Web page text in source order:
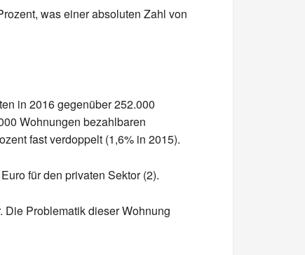
was einer absoluten Zahl von
in 2016 gegenüber 252.000
Wohnungen bezahlbaren
fast verdoppelt (1,6% in 2015).
für den privaten Sektor (2).
Problematik dieser Wohnung